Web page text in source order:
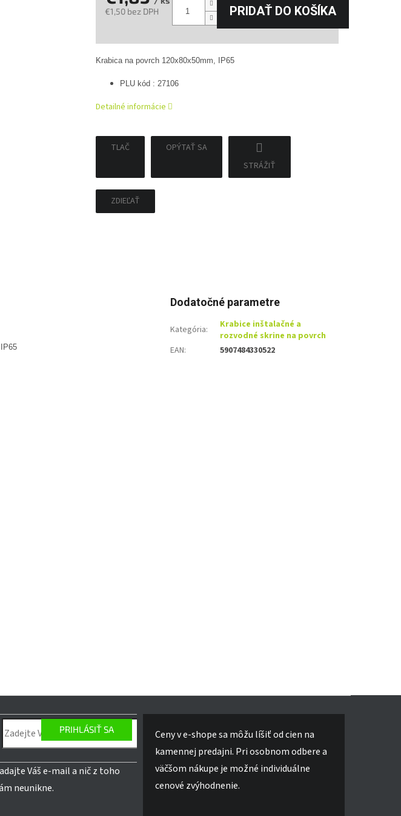
€1,50 bez DPH
PRIDAŤ DO KOŠÍKA
Krabica na povrch 120x80x50mm, IP65
PLU kód : 27106
Detailné informácie
TLAČ
OPÝTAŤ SA
STRÁŽIŤ
ZDIEĽAŤ
Dodatočné parametre
Kategória:
Krabice inštalačné a
rozvodné skrine na povrch
EAN: 5907484330522
PRIHLÁSIŤ SA
Váš e-mail a nič z toho
neunikne.
Ceny v e-shope sa môžu líšiť od cien na
kamennej predajni. Pri osobnom odbere a
väčšom nákupe je možné individuálne
cenové zvýhodnenie.